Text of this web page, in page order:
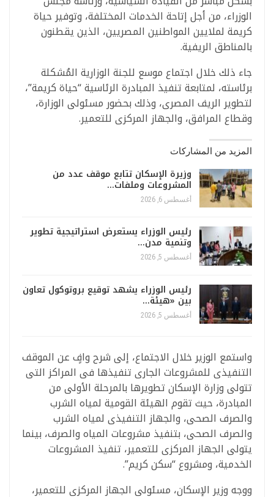
الوزراء، من أجل إتاحة الخدمات المختلفة، وتوفير حياة
كريمة لملايين المواطنين المصريين، الذين يقطنون
بالمناطق الريفية.
جاء ذلك خلال اجتماع موسع للجنة الوزارية المُشكلة
برئاسته، لمتابعة تنفيذ المبادرة الرئاسية “حياة كريمة”،
لتطوير الريف المصرى، وذلك بحضور مسئولى الوزارة،
وقطاع المرافق، والجهاز المركزى للتعمير.
المزيد من المشاركات
وزيرة الإسكان تتابع موقف عدد من
المشروعات وملفات…
أغسطس 6, 2026
رئيس الوزراء يستعرض استراتيجية تطوير
وتنمية مدن…
أغسطس 5, 2026
رئيس الوزراء يشهد توقيع بروتوكول تعاون
بين «هيئة…
أغسطس 5, 2026
واستمع الوزير خلال الاجتماع، إلى شرح وافٍ عن الموقف
التنفيذى للمشروعات الجارى تنفيذها فى المراكز التى
تتولى وزارة الإسكان تطويرها بالمرحلة الأولى من
المبادرة، حيث تقوم الهيئة القومية لمياه الشرب
والصرف الصحى، والجهاز التنفيذى لمياه الشرب
والصرف الصحى، بتنفيذ مشروعات المياه والصرف، بينما
يتولى الجهاز المركزى للتعمير، تنفيذ المشروعات
الخدمية، ومشروع “سكن كريم”.
ووجه وزير الإسكان، مسئولى الجهاز المركزى للتعمير،